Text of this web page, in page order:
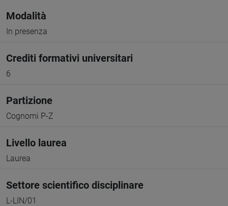
Modalità
In presenza
Crediti formativi universitari
6
Partizione
Cognomi P-Z
Livello laurea
Laurea
Settore scientifico disciplinare
L-LIN/01